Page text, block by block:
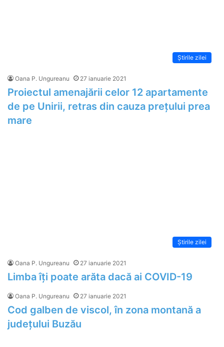
Știrile zilei
Oana P. Ungureanu 27 ianuarie 2021
Proiectul amenajării celor 12 apartamente
de pe Unirii, retras din cauza prețului prea
mare
Știrile zilei
Oana P. Ungureanu 27 ianuarie 2021
Limba îți poate arăta dacă ai COVID-19
Oana P. Ungureanu 27 ianuarie 2021
Cod galben de viscol, în zona montană a
județului Buzău